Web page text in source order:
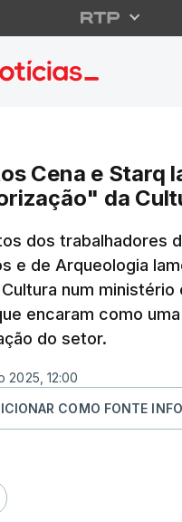
Cena e Starq
da
dos trabalhadores
e de Arqueologia
num
encaram como uma
do setor.
2025, 12:00
COMO FONTE